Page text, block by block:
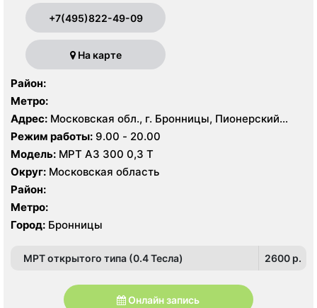
+7(495)822-49-09
На карте
Район:
Метро:
Адрес: Московская обл., г. Бронницы, Пионерский
пер., 49, стр. 1
Режим работы: 9.00 - 20.00
Модель: МРТ АЗ 300 0,3 Т
Округ: Московская область
Район:
Метро:
Город: Бронницы
МРТ открытого типа (0.4 Тесла) 2600 p.
Онлайн запись